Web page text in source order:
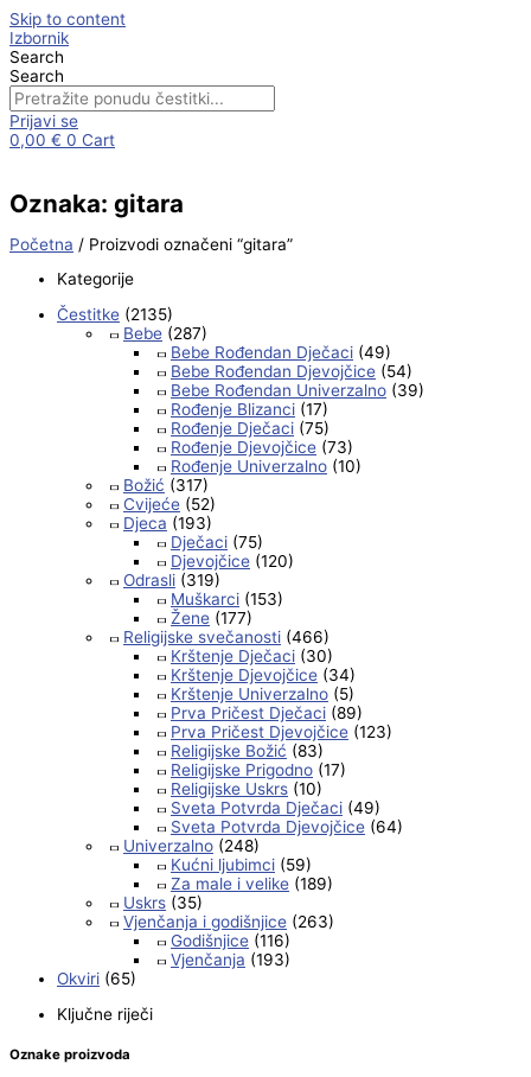
Skip to content
Izbornik
Search
Search
Prijavi se
0,00 € 0 Cart
Oznaka: gitara
Početna / Proizvodi označeni “gitara”
Kategorije
Čestitke (2135)
Bebe (287)
Bebe Rođendan Dječaci (49)
Bebe Rođendan Djevojčice (54)
Bebe Rođendan Univerzalno (39)
Rođenje Blizanci (17)
Rođenje Dječaci (75)
Rođenje Djevojčice (73)
Rođenje Univerzalno (10)
Božić (317)
Cvijeće (52)
Djeca (193)
Dječaci (75)
Djevojčice (120)
Odrasli (319)
Muškarci (153)
Žene (177)
Religijske svečanosti (466)
Krštenje Dječaci (30)
Krštenje Djevojčice (34)
Krštenje Univerzalno (5)
Prva Pričest Dječaci (89)
Prva Pričest Djevojčice (123)
Religijske Božić (83)
Religijske Prigodno (17)
Religijske Uskrs (10)
Sveta Potvrda Dječaci (49)
Sveta Potvrda Djevojčice (64)
Univerzalno (248)
Kućni ljubimci (59)
Za male i velike (189)
Uskrs (35)
Vjenčanja i godišnjice (263)
Godišnjice (116)
Vjenčanja (193)
Okviri (65)
Ključne riječi
Oznake proizvoda